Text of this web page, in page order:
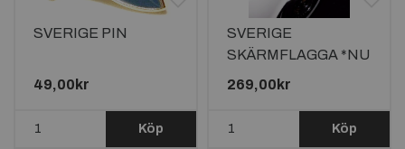
SVERIGE PIN
49,00kr
Köp
SVERIGE
SKÄRMFLAGGA *NU
MED STARKARE
269,00kr
Köp